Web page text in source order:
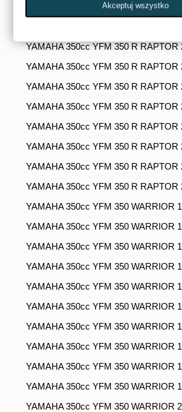
YAMAHA 350cc YFM 350
YAMAHA 350cc YFM 350 R RAPTOR
YAMAHA 350cc YFM 350 R RAPTOR
YAMAHA 350cc YFM 350 R RAPTOR
YAMAHA 350cc YFM 350 R RAPTOR
YAMAHA 350cc YFM 350 R RAPTOR
YAMAHA 350cc YFM 350 R RAPTOR
YAMAHA 350cc YFM 350 R RAPTOR
YAMAHA 350cc YFM 350 R RAPTOR
YAMAHA 350cc YFM 350 WARRIOR
YAMAHA 350cc YFM 350 WARRIOR
YAMAHA 350cc YFM 350 WARRIOR
YAMAHA 350cc YFM 350 WARRIOR
YAMAHA 350cc YFM 350 WARRIOR
YAMAHA 350cc YFM 350 WARRIOR
YAMAHA 350cc YFM 350 WARRIOR
YAMAHA 350cc YFM 350 WARRIOR
YAMAHA 350cc YFM 350 WARRIOR
YAMAHA 350cc YFM 350 WARRIOR
YAMAHA 350cc YFM 350 WARRIOR
Akceptuj wszystko